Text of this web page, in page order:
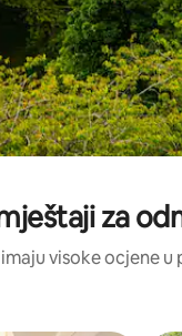
za
visoke ocjene